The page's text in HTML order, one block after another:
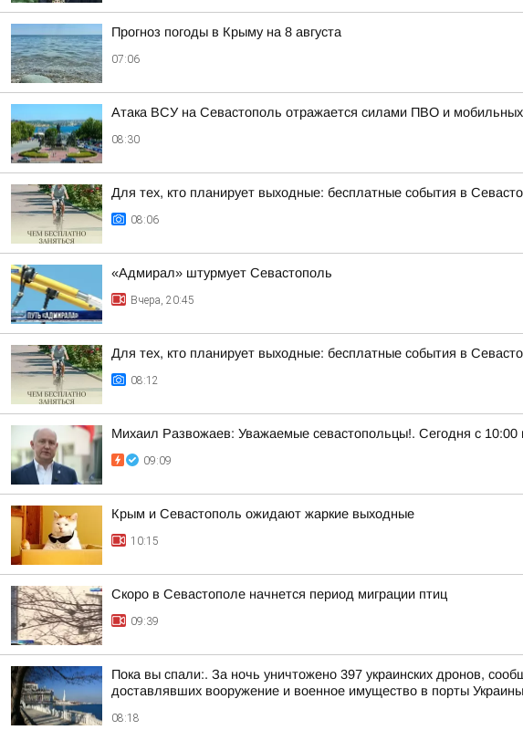
Прогноз погоды в Крыму на 8 августа
07:06
Атака ВСУ на Севастополь отражается силами ПВО и
08:30
Для тех, кто планирует выходные: бесплатные события в
08:06
«Адмирал» штурмует Севастополь
Вчера, 20:45
Для тех, кто планирует выходные: бесплатные события в
08:12
Михаил Развожаев: Уважаемые севастопольцы!. Сегодня с
09:09
Крым и Севастополь ожидают жаркие выходные
10:15
Скоро в Севастополе начнется период миграции птиц
09:39
Пока вы спали:. За ночь уничтожено 397 украинских дронов,
доставлявших вооружение и военное имущество в порты Украины
08:18